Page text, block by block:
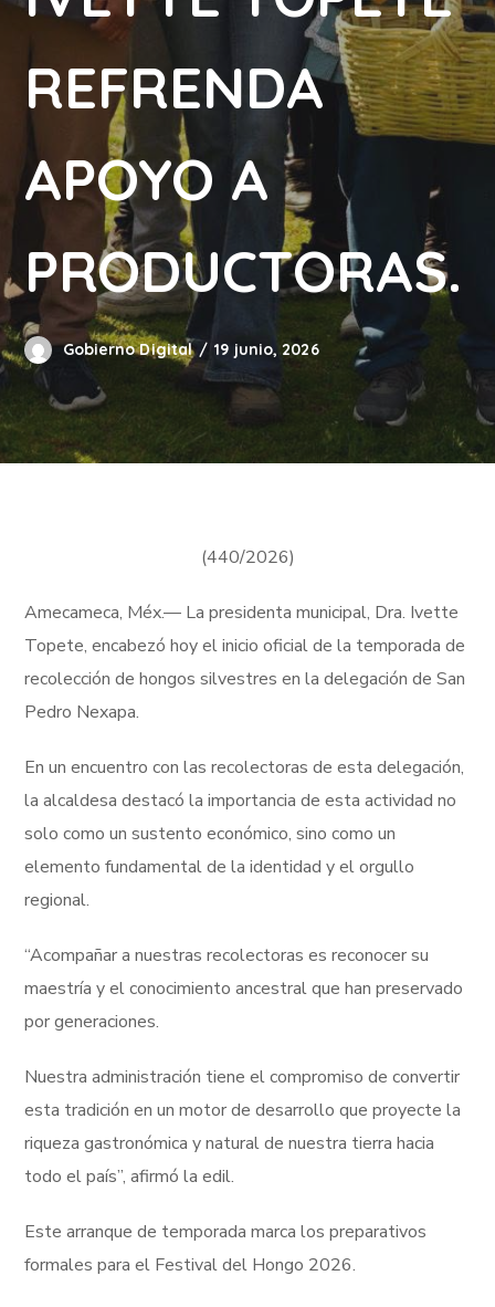
REFRENDA
APOYO A
PRODUCTORAS.
Gobierno Digital 19 junio, 2026
(440/2026)
Amecameca, Méx.— La presidenta municipal, Dra. Ivette
Topete, encabezó hoy el inicio oficial de la temporada de
recolección de hongos silvestres en la delegación de San
Pedro Nexapa.
En un encuentro con las recolectoras de esta delegación,
la alcaldesa destacó la importancia de esta actividad no
solo como un sustento económico, sino como un
elemento fundamental de la identidad y el orgullo
regional.
“Acompañar a nuestras recolectoras es reconocer su
maestría y el conocimiento ancestral que han preservado
por generaciones.
Nuestra administración tiene el compromiso de convertir
esta tradición en un motor de desarrollo que proyecte la
riqueza gastronómica y natural de nuestra tierra hacia
todo el país”, afirmó la edil.
Este arranque de temporada marca los preparativos
formales para el Festival del Hongo 2026.